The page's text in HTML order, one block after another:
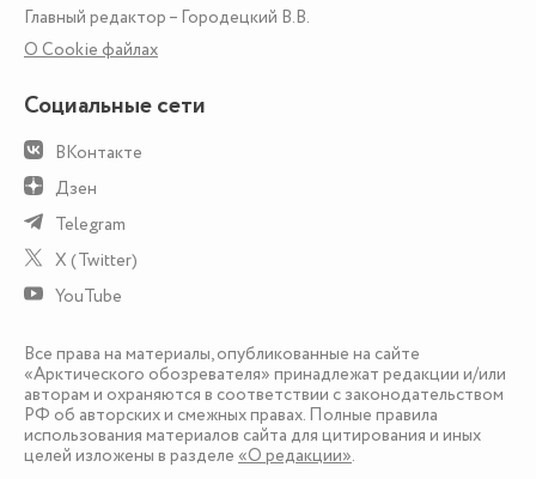
Главный редактор – Городецкий В.В.
О Сookie файлах
Социальные сети
ВКонтакте
Дзен
Telegram
X (Twitter)
YouTube
Все права на материалы, опубликованные на сайте
«Арктического обозревателя» принадлежат редакции и/или
авторам и охраняются в соответствии с законодательством
РФ об авторских и смежных правах. Полные правила
использования материалов сайта для цитирования и иных
целей изложены в разделе «О редакции».